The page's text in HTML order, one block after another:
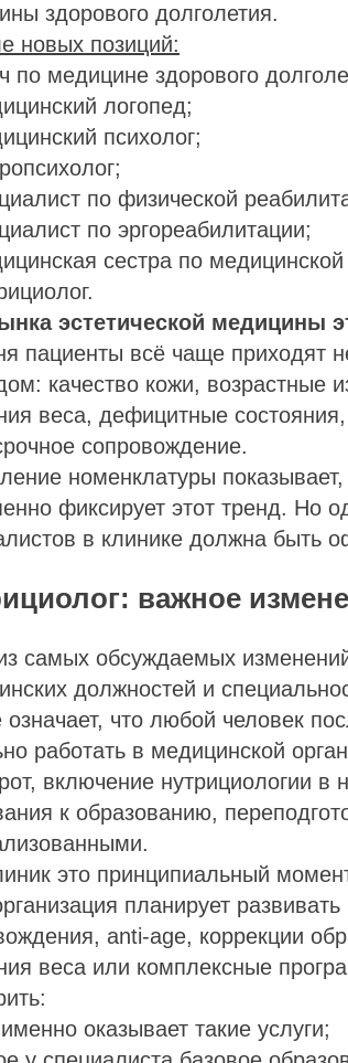
здорового долголетия.
новых позиций:
по медицине здорового
логопед;
психолог;
по физической
по эргореабилитации;
сестра по медицинской
эстетической медицины
пациенты всё чаще приходят
качество кожи, возрастные
веса, дефицитные
сопровождение.
номенклатуры показывает,
фиксирует этот тренд. Но
в клинике должна быть
важное
самых обсуждаемых
должностей и
означает, что любой человек
работать в медицинской
включение нутрициологии в
к образованию,
это принципиальный
планирует
anti-age, коррекции
веса или комплексные
оказывает такие услуги;